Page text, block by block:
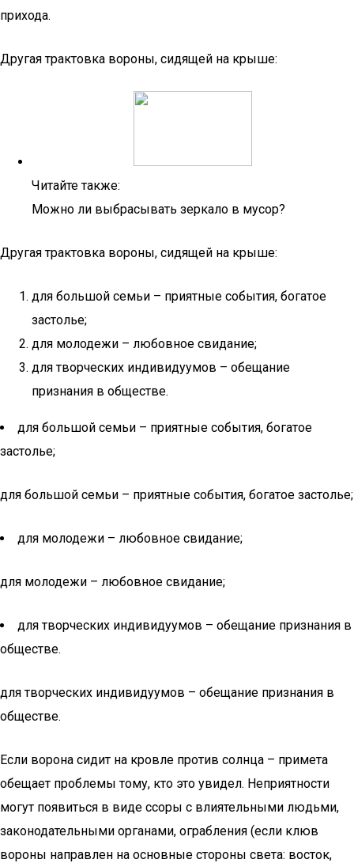
прихода.
Другая трактовка вороны, сидящей на крыше:
Читайте также:
Можно ли выбрасывать зеркало в мусор?
Другая трактовка вороны, сидящей на крыше:
для большой семьи – приятные события, богатое
застолье;
для молодежи – любовное свидание;
для творческих индивидуумов – обещание
признания в обществе.
для большой семьи – приятные события, богатое
застолье;
для большой семьи – приятные события, богатое застолье;
для молодежи – любовное свидание;
для молодежи – любовное свидание;
для творческих индивидуумов – обещание признания в
обществе.
для творческих индивидуумов – обещание признания в
обществе.
Если ворона сидит на кровле против солнца – примета
обещает проблемы тому, кто это увидел. Неприятности
могут появиться в виде ссоры с влиятельными людьми,
законодательными органами, ограбления (если клюв
вороны направлен на основные стороны света: восток,